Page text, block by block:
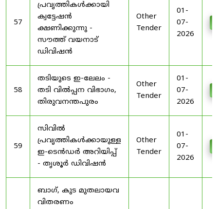
57
പ്രവൃത്തികൾക്കായി
ക്വട്ടേഷൻ
ക്ഷണിക്കുന്നു -
സൗത്ത് വയനാട്
ഡിവിഷൻ
Other
Tender
01-
07-
2026
58
തടിയുടെ ഇ-ലേലം -
തടി വിൽപ്പന വിഭാഗം,
തിരുവനന്തപുരം
Other
Tender
01-
07-
2026
59
സിവിൽ
പ്രവൃത്തികൾക്കായുള്ള
ഇ-ടെൻഡർ അറിയിപ്പ്
- തൃശൂർ ഡിവിഷൻ
Other
Tender
01-
07-
2026
ബാഗ്, കുട മുതലായവ
വിതരണം